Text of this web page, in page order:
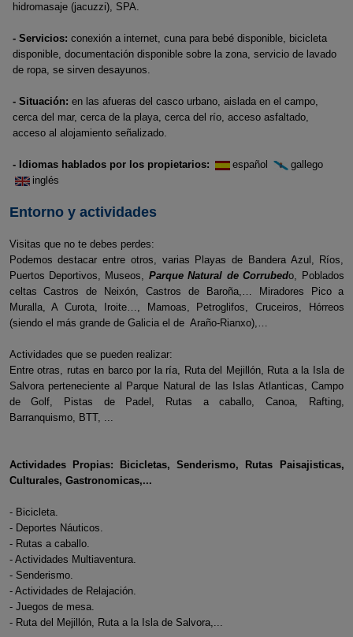
hidromasaje (jacuzzi), SPA.
- Servicios: conexión a internet, cuna para bebé disponible, bicicleta
disponible, documentación disponible sobre la zona, servicio de lavado
de ropa, se sirven desayunos.
- Situación: en las afueras del casco urbano, aislada en el campo,
cerca del mar, cerca de la playa, cerca del río, acceso asfaltado,
acceso al alojamiento señalizado.
- Idiomas hablados por los propietarios: español
gallego
inglés
Entorno y actividades
Visitas que no te debes perdes:
Podemos destacar entre otros, varias Playas de Bandera Azul, Ríos,
Puertos Deportivos, Museos, Parque Natural de Corrubedo, Poblados
celtas Castros de Neixón, Castros de Baroña,… Miradores Pico a
Muralla, A Curota, Iroite…, Mamoas, Petroglifos, Cruceiros, Hórreos
(siendo el más grande de Galicia el de Araño-Rianxo),…
Actividades que se pueden realizar:
Entre otras, rutas en barco por la ría, Ruta del Mejillón, Ruta a la Isla de
Salvora perteneciente al Parque Natural de las Islas Atlanticas, Campo
de Golf, Pistas de Padel, Rutas a caballo, Canoa, Rafting,
Barranquismo, BTT, ...
Actividades Propias: Bicicletas, Senderismo, Rutas Paisajisticas,
Culturales, Gastronomicas,...
- Bicicleta.
- Deportes Náuticos.
- Rutas a caballo.
- Actividades Multiaventura.
- Senderismo.
- Actividades de Relajación.
- Juegos de mesa.
- Ruta del Mejillón, Ruta a la Isla de Salvora,...